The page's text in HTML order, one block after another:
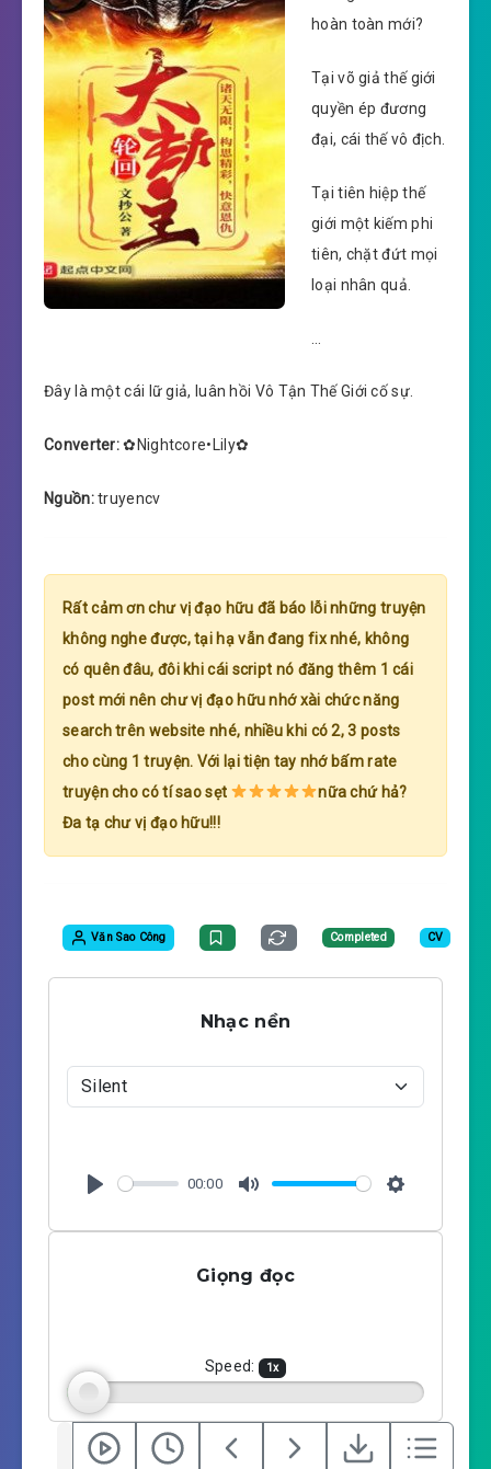
hoàn toàn mới?
Tại võ giả thế giới
quyền ép đương
đại, cái thế vô địch.
Tại tiên hiệp thế
giới một kiếm phi
tiên, chặt đứt mọi
loại nhân quả.
Đây là một cái lữ giả, luân hồi Vô Tận Thế Giới cố sự.
Converter:✿Nightcore•Lily✿
Nguồn:truyencv
Rất cảm ơn chư vị đạo hữu đã báo lỗi những truyện
không nghe được, tại hạ vẫn đang fix nhé, không
có quên đâu, đôi khi cái script nó đăng thêm 1 cái
post mới nên chư vị đạo hữu nhớ xài chức năng
search trên website nhé, nhiều khi có 2, 3 posts
cho cùng 1 truyện. Với lại tiện tay nhớ bấm rate
truyện cho có tí sao sẹt
nữa chứ hả?
Đa tạ chư vị đạo hữu!!!
Văn Sao Công Completed CV
Nhạc nền
l
00:00
u
e
e
s
Giọng đọc
Speed: 1x